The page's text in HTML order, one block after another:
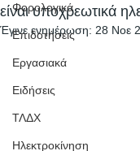
Φορολογικά
Επιδοτήσεις
Εργασιακά
Ειδήσεις
ΤΛΔΧ
Ηλεκτροκίνηση
είναι υποχρεωτικά
Έγινε ενημέρωση: 28 Νοε